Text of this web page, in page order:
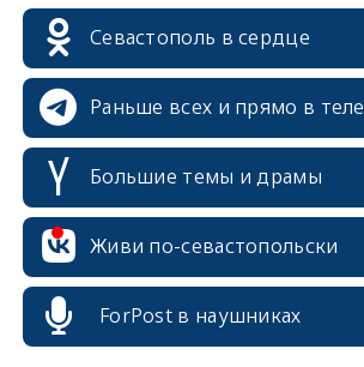
Севастополь в сердце
Раньше всех и прямо в
Большие темы и драмы
Живи по-севастопольски
ForPost в наушниках